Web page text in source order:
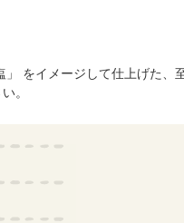
」 をイメージして仕上げた、
。